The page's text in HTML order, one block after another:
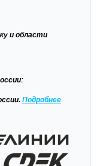
и области
Подробнее